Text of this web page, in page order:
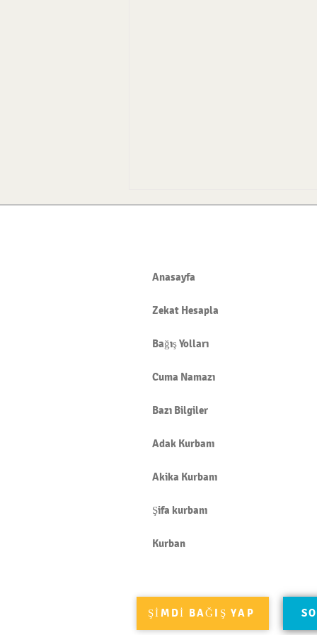
AYINDIR
Anasayfa
Zekat Hesapla
Bağış Yolları
Cuma Namazı
Bazı Bilgiler
Adak Kurbanı
Akika Kurbanı
Şifa kurbanı
Kurban
ŞİMDİ BAĞIŞ YAP